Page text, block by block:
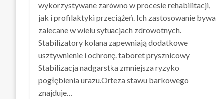
wykorzystywane zarówno w procesie rehabilitacji,
jak i profilaktyki przeciążeń. Ich zastosowanie bywa
zalecane w wielu sytuacjach zdrowotnych.
Stabilizatory kolana zapewniają dodatkowe
usztywnienie i ochronę. taboret prysznicowy
Stabilizacja nadgarstka zmniejsza ryzyko
pogłębienia urazu.Orteza stawu barkowego
znajduje…